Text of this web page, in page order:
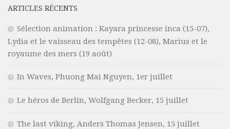
ARTICLES RÉCENTS
Sélection animation : Kayara princesse inca (15-07),
Lydia et le vaisseau des tempêtes (12-08), Marius et le
royaume des mers (19 août)
In Waves, Phuong Mai Nguyen, 1er juillet
Le héros de Berlin, Wolfgang Becker, 15 juillet
The last viking, Anders Thomas Jensen, 15 juillet